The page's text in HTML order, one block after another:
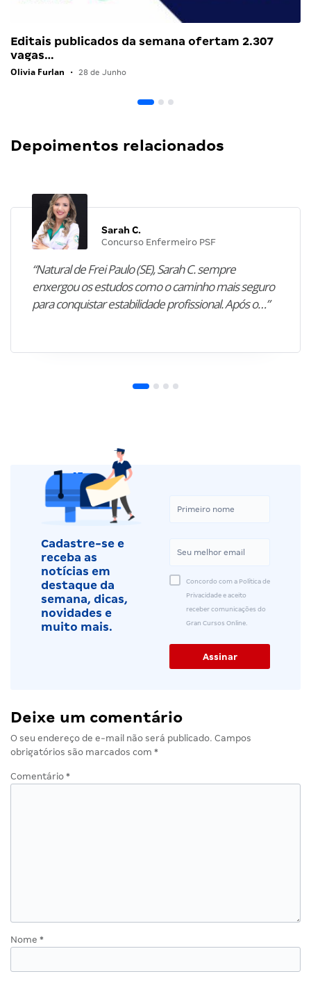
Editais publicados da semana ofertam 2.307
vagas…
Olivia Furlan • 28 de Junho
Depoimentos relacionados
Sarah C.
Concurso Enfermeiro PSF
“Natural de Frei Paulo (SE), Sarah C. sempre
enxergou os estudos como o caminho mais seguro
para conquistar estabilidade profissional. Após o…”
Cadastre-se e
receba as
notícias em
destaque da
semana, dicas,
novidades e
muito mais.
Concordo com a Política de
Privacidade e aceito
receber comunicações do
Gran Cursos Online.
Deixe um comentário
O seu endereço de e-mail não será publicado. Campos
obrigatórios são marcados com *
Comentário *
Nome *